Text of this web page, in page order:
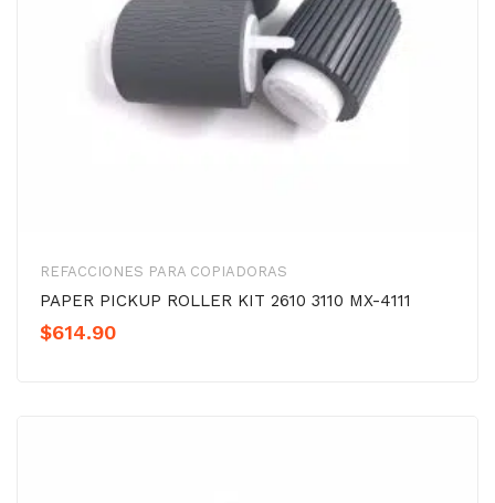
REFACCIONES PARA COPIADORAS
PAPER PICKUP ROLLER KIT 2610 3110 MX-4111
$614.90